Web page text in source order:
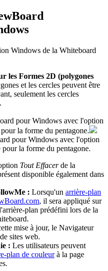
Windows de la Whiteboard
les Formes 2D (polygones
et les cercles peuvent être
seulement les cercles
pour Windows avec l'option
la forme du pentagone.
pour Windows avec l'option
la forme du pentagone.
Tout Effacerde la
disponible également dans
: Lorsqu'un arrière-plan
, il sera appliqué sur
plan prédéfini lors de la
mise à jour, le Navigateur
sites web.
: Les utilisateurs peuvent
plan de couleurà la page